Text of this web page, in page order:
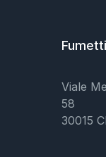
Viale
58
30015